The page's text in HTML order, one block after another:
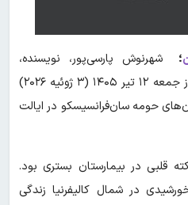
؛ شهرنوش پارسی‌پور، نویسنده،
داستان‌نویس و مترجم ایرانی، روز جمعه ۱۲ تیر ۱۴۰۵ (۳ ژوئیه ۲۰۲۶)
حومه سان‌فرانسیسکو در ایالت
قلبی در بیمارستان بستری بود.
از اواخر دهه ۱۳۷۰ خورشیدی در شمال کالیفرنیا زندگی